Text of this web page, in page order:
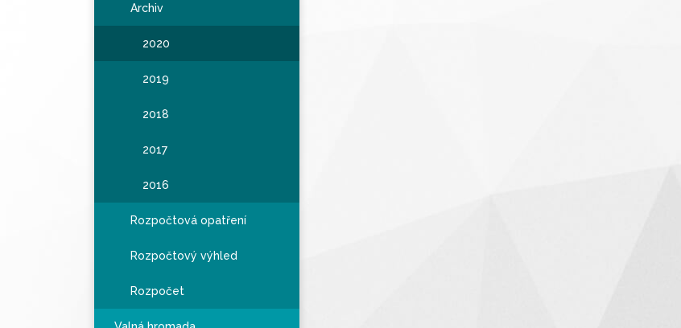
Archiv
2020
2019
2018
2017
2016
Rozpočtová opatření
Rozpočtový výhled
Rozpočet